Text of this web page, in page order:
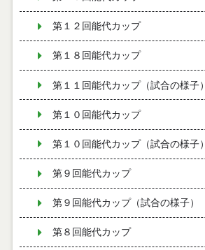
第１２回能代カップ
第１８回能代カップ
第１１回能代カップ（試合の様子）
第１０回能代カップ
第１０回能代カップ（試合の様子）
第９回能代カップ
第９回能代カップ（試合の様子）
第８回能代カップ